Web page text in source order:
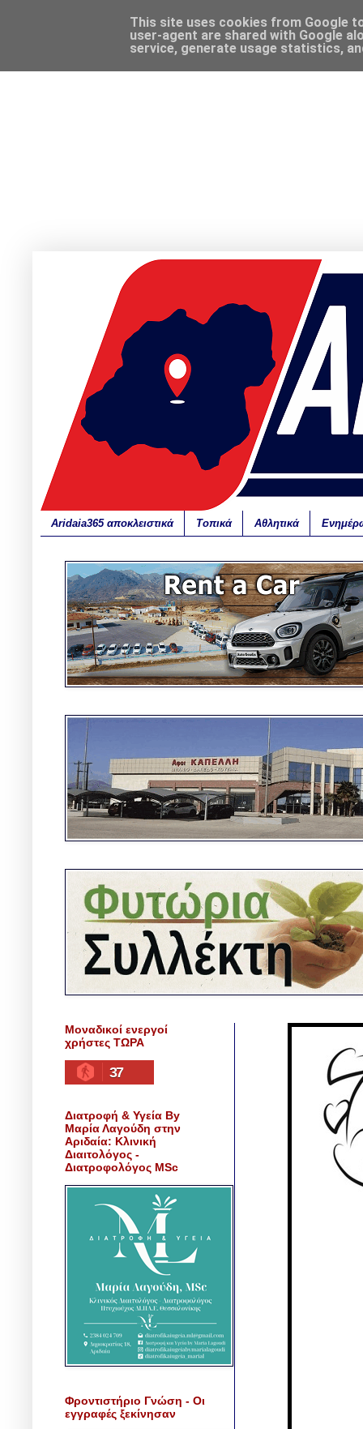
Aridaia365 αποκλειστικά Τοπικά Αθλητικά
Μοναδικοί ενεργοί
χρήστες ΤΩΡΑ
37
Διατροφή & Υγεία By
Μαρία Λαγούδη στην
Αριδαία: Κλινική
Διαιτολόγος -
Διατροφολόγος MSc
Φροντιστήριο Γνώση - Οι
εγγραφές ξεκίνησαν
This site uses cookies from Google
user-agent are shared with Google
service, generate usage statistics,